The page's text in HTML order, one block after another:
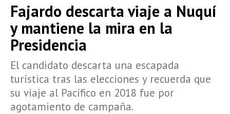
Fajardo descarta viaje a Nuquí
y mantiene la mira en la
Presidencia
El candidato descarta una escapada
turística tras las elecciones y recuerda que
su viaje al Pacífico en 2018 fue por
agotamiento de campaña.